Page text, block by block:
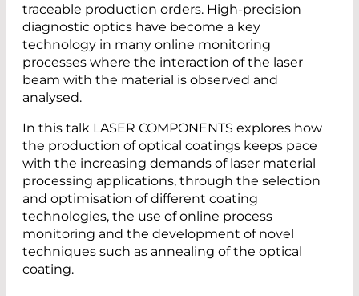
traceable production orders. High-precision
diagnostic optics have become a key
technology in many online monitoring
processes where the interaction of the laser
beam with the material is observed and
analysed.
In this talk LASER COMPONENTS explores how
the production of optical coatings keeps pace
with the increasing demands of laser material
processing applications, through the selection
and optimisation of different coating
technologies, the use of online process
monitoring and the development of novel
techniques such as annealing of the optical
coating.